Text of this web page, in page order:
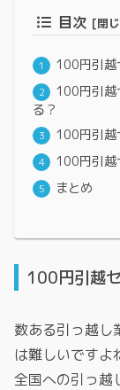
目次
100円引越
100円引越
る？
100円引越
100円引越
まとめ
100円引越
数ある引っ越し
は難しいですよ
全国への引っ越